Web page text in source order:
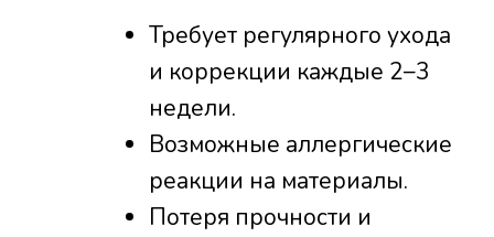
Требует регулярного ухода
и коррекции каждые 2–3
недели.
Возможные аллергические
реакции на материалы.
Потеря прочности и